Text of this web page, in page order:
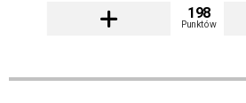
198
Punktów